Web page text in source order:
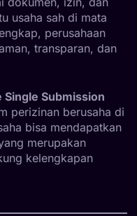
usaha sah di mata
perusahaan
transparan, dan
Single Submission
perizinan berusaha di
bisa mendapatkan
merupakan
kelengkapan